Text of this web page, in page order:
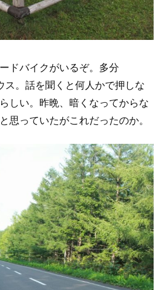
ドバイクがいるぞ。多分
ス。話を聞くと何人かで押しな
しい。昨晩、暗くなってからな
思っていたがこれだったのか。